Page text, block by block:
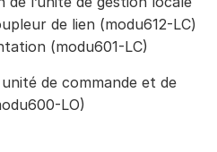
de lien (modu612-LC)
(modu601-LC)
de commande et de
LO)